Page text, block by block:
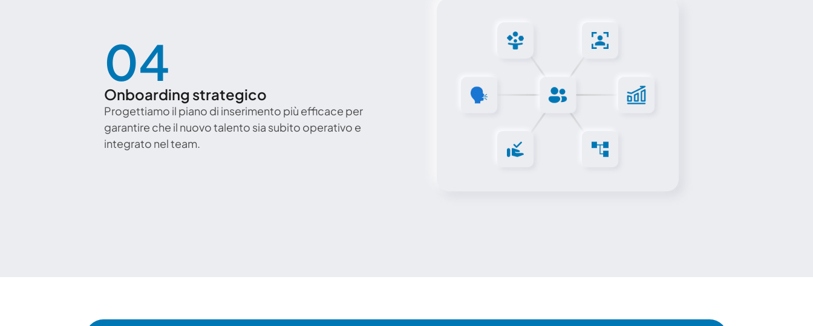
04
Onboarding strategico
Progettiamo il piano di inserimento più efficace per
garantire che il nuovo talento sia subito operativo e
integrato nel team.